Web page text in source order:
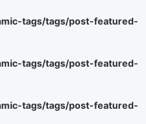
tags/tags/post-featured-
tags/tags/post-featured-
tags/tags/post-featured-